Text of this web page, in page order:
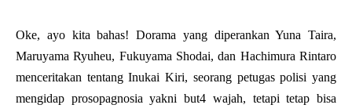
Oke, ayo kita bahas! Dorama yang diperankan Yuna Taira,
Maruyama Ryuheu, Fukuyama Shodai, dan Hachimura Rintaro
menceritakan tentang Inukai Kiri, seorang petugas polisi yang
mengidap prosopagnosia yakni but4 wajah, tetapi tetap bisa